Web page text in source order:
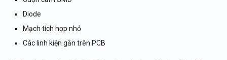
Diode
Mạch tích hợp nhỏ
Các linh kiện gắn trên PCB